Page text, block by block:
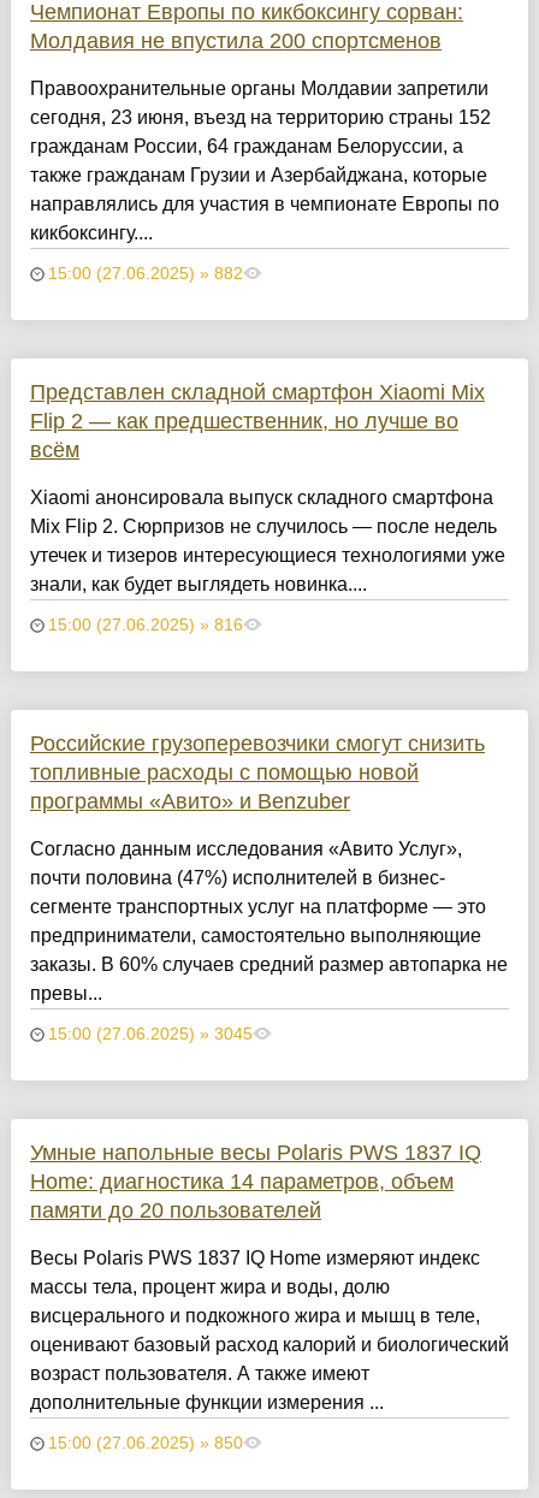
Чемпионат Европы по кикбоксингу сорван:
Молдавия не впустила 200 спортсменов
Правоохранительные органы Молдавии запретили
сегодня, 23 июня, въезд на территорию страны 152
гражданам России, 64 гражданам Белоруссии, а
также гражданам Грузии и Азербайджана, которые
направлялись для участия в чемпионате Европы по
кикбоксингу....
15:00 (27.06.2025) » 882
Представлен складной смартфон Xiaomi Mix
Flip 2 — как предшественник, но лучше во
всём
Xiaomi анонсировала выпуск складного смартфона
Mix Flip 2. Сюрпризов не случилось — после недель
утечек и тизеров интересующиеся технологиями уже
знали, как будет выглядеть новинка....
15:00 (27.06.2025) » 816
Российские грузоперевозчики смогут снизить
топливные расходы с помощью новой
программы «Авито» и Benzuber
Согласно данным исследования «Авито Услуг»,
почти половина (47%) исполнителей в бизнес-
сегменте транспортных услуг на платформе — это
предприниматели, самостоятельно выполняющие
заказы. В 60% случаев средний размер автопарка не
превы...
15:00 (27.06.2025) » 3045
Умные напольные весы Polaris PWS 1837 IQ
Home: диагностика 14 параметров, объем
памяти до 20 пользователей
Весы Polaris PWS 1837 IQ Home измеряют индекс
массы тела, процент жира и воды, долю
висцерального и подкожного жира и мышц в теле,
оценивают базовый расход калорий и биологический
возраст пользователя. А также имеют
дополнительные функции измерения ...
15:00 (27.06.2025) » 850